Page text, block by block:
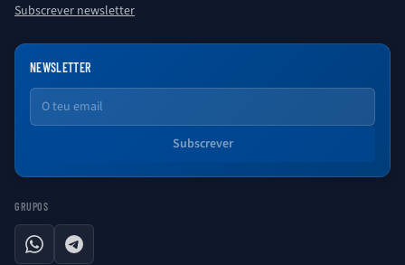
Subscrever newsletter
NEWSLETTER
Email
Subscrever
GRUPOS
WhatsAppTelegram